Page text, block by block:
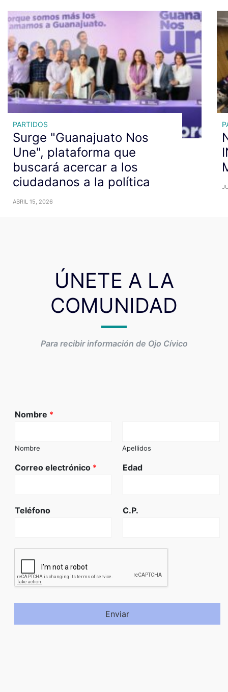
PARTIDOS
Surge "Guanajuato Nos
Une", plataforma que
buscará acercar a los
ciudadanos a la política
ABRIL 15, 2026
ÚNETE A LA
COMUNIDAD
Para recibir información de Ojo Cívico
Nombre *
Nombre Apellidos
Correo electrónico * Edad
Teléfono C.P.
Enviar